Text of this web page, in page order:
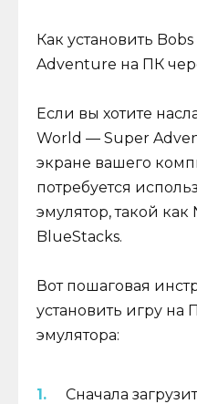
Как установить
Adventure на ПК
Если вы хотите
World — Super
экране вашего
потребуется
эмулятор, такой
BlueStacks.
Вот пошаговая
установить игру
эмулятора:
Сначала